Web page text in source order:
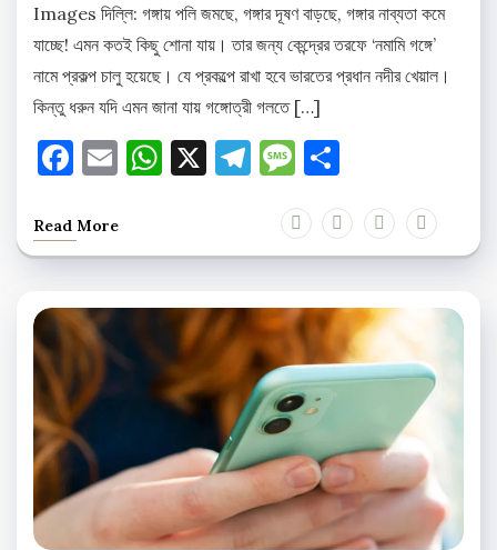
Images দিল্লি: গঙ্গায় পলি জমছে, গঙ্গার দূষণ বাড়ছে, গঙ্গার নাব্যতা কমে
যাচ্ছে! এমন কতই কিছু শোনা যায়। তার জন্য কেন্দ্রের তরফে ‘নমামি গঙ্গে’
নামে প্রকল্প চালু হয়েছে। যে প্রকল্পে রাখা হবে ভারতের প্রধান নদীর খেয়াল।
কিন্তু ধরুন যদি এমন জানা যায় গঙ্গোত্রী গলতে […]
Facebook
EmailWhatsApp
X Telegram
Message
Read More